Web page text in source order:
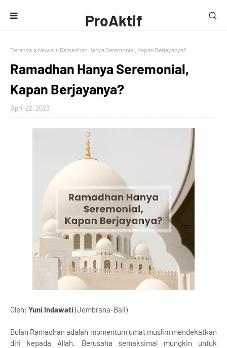
ProAktif
Media
Beranda takwa Ramadhan Hanya Seremonial, Kapan Berjayanya?
Ramadhan Hanya Seremonial,
Kapan Berjayanya?
April 22, 2023
Oleh: Yuni Indawati (Jembrana-Bali)
Bulan Ramadhan adalah momentum umat muslim mendekatkan
diri kepada Allah. Berusaha semaksimal mungkin untuk